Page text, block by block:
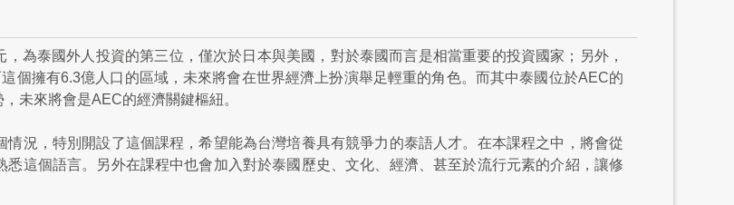
為泰國外人投資的第三位，僅次於日本與美國，對於泰國而言是相當重要的投資國家；另外，
個擁有6.3億人口的區域，未來將會在世界經濟上扮演舉足輕重的角色。而其中泰國位於AEC的
未來將會是AEC的經濟關鍵樞紐。
況，特別開設了這個課程，希望能為台灣培養具有競爭力的泰語人才。在本課程之中，將會從
這個語言。另外在課程中也會加入對於泰國歷史、文化、經濟、甚至於流行元素的介紹，讓修